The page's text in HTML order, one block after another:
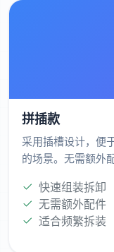
拼插款
采用插槽设计，便
的场景。无需额外
快速组装拆卸
无需额外配件
适合频繁拆装